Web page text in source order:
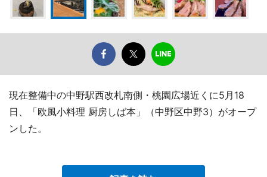
現在整備中の中野駅西改札南側・桃園広場近くに5月18
日、「欧風小料理 厨房しば本」（中野区中野3）がオープ
ンした。